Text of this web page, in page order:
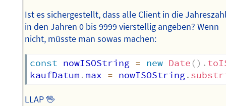
Ist es sichergestellt, dass alle Client in die
in den Jahren 0 bis 9999 vierstellig angeben? Wenn
nicht, müsste man sowas machen:
const nowISOString = new Date () .
kaufDatum . max = nowISOString.
LLAP 🖖